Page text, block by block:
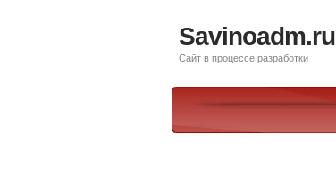
Savinoadm.ru
Сайт в процессе разработки